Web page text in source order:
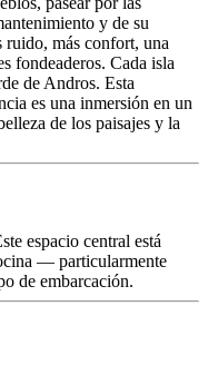
y de su
ruido, más confort, una
fondeaderos. Cada isla
de Andros. Esta
es una inmersión en un
de los paisajes y la
espacio central está
— particularmente
de embarcación.